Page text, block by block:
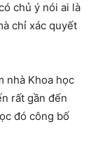
chủ ý nói ai là
chỉ xác quyết
nhà Khoa học
rất gần đến
đó công bố